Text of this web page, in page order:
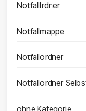
Notfalllrdner
Notfallmappe
Notfallordner
Notfallordner
ohne Kategorie